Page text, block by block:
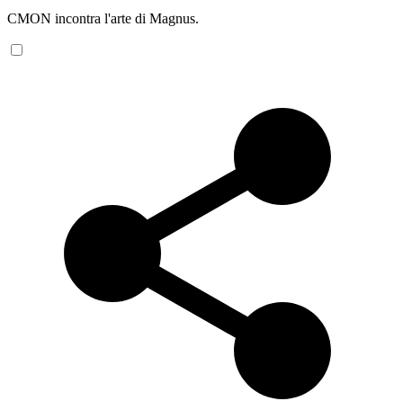
CMON incontra l'arte di Magnus.